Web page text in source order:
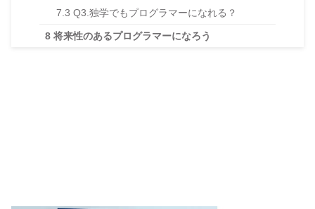
7.3 Q3.独学でもプログラマーになれる？
8 将来性のあるプログラマーになろう